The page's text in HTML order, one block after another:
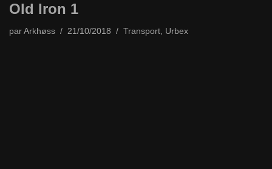
Old Iron 1
par Arkhøss 21/10/2018 Transport, Urbex